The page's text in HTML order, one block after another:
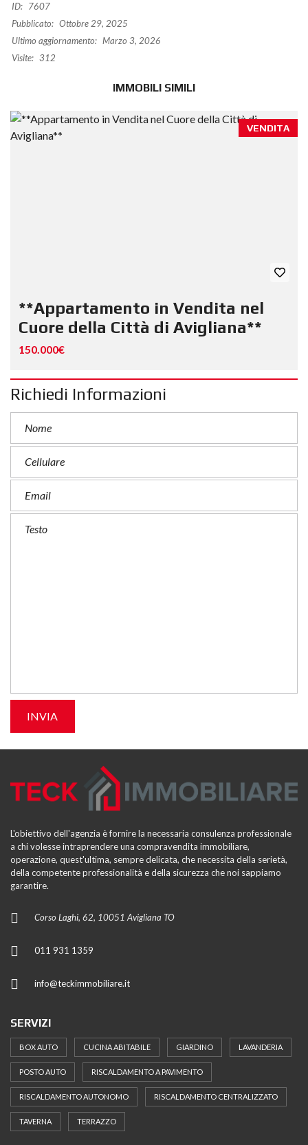
ID: 7607
Pubblicato: Ottobre 29, 2025
Ultimo aggiornamento: Marzo 3, 2026
Visite: 312
IMMOBILI SIMILI
VENDITA
**Appartamento in Vendita nel
Cuore della Città di Avigliana**
150.000€
Richiedi Informazioni
L'obiettivo dell'agenzia è fornire la necessaria consulenza professionale
a chi volesse intraprendere una compravendita immobiliare,
operazione, quest'ultima, sempre delicata, che necessita della serietà,
della competente professionalità e della sicurezza che noi sappiamo
garantire.
Corso Laghi, 62, 10051 Avigliana TO
011 931 1359
info@teckimmobiliare.it
SERVIZI
BOX AUTO CUCINA ABITABILE GIARDINO LAVANDERIA
POSTO AUTO RISCALDAMENTO A PAVIMENTO
RISCALDAMENTO AUTONOMO RISCALDAMENTO CENTRALIZZATO
TAVERNA TERRAZZO